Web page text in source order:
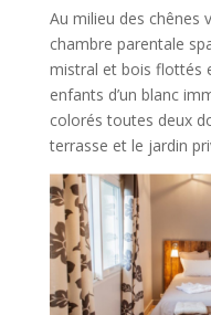
Au milieu des chênes
chambre parentale
mistral et bois flottés
enfants d’un blanc
colorés toutes deux
terrasse et le jardin